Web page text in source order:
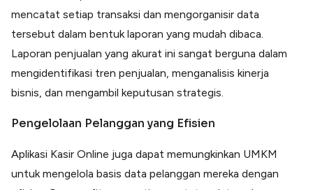
mencatat setiap transaksi dan mengorganisir data
tersebut dalam bentuk laporan yang mudah dibaca.
Laporan penjualan yang akurat ini sangat berguna dalam
mengidentifikasi tren penjualan, menganalisis kinerja
bisnis, dan mengambil keputusan strategis.
Pengelolaan Pelanggan yang Efisien
Aplikasi Kasir Online juga dapat memungkinkan UMKM
untuk mengelola basis data pelanggan mereka dengan